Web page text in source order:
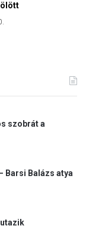
szobrát a
Barsi Balázs atya